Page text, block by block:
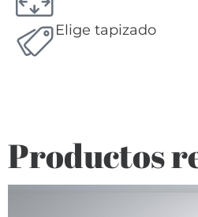
Elige tapizado
Productos